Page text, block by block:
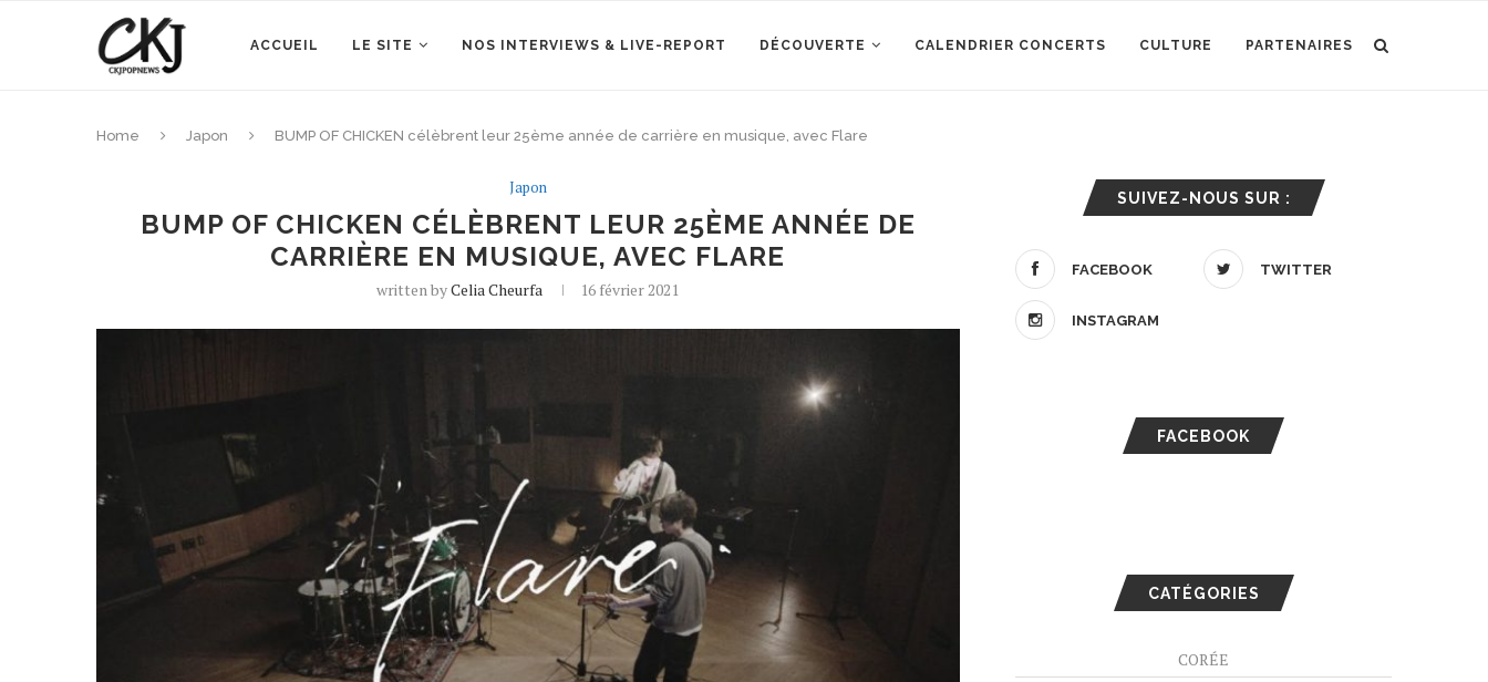
ACCUEIL LE SITE NOS INTERVIEWS & LIVE-REPORT DÉCOUVERTE CALENDRIER CONCERTS CULTURE PARTENAIRES
Home Japon BUMP OF CHICKEN célèbrent leur 25ème année de carrière en musique, avec Flare
Japon
BUMP OF CHICKEN CÉLÈBRENT LEUR 25ÈME ANNÉE DE
CARRIÈRE EN MUSIQUE, AVEC FLARE
written byCelia Cheurfa 16 février 2021
SUIVEZ-NOUS SUR :
FACEBOOK TWITTER
INSTAGRAM
FACEBOOK
CATÉGORIES
CORÉE